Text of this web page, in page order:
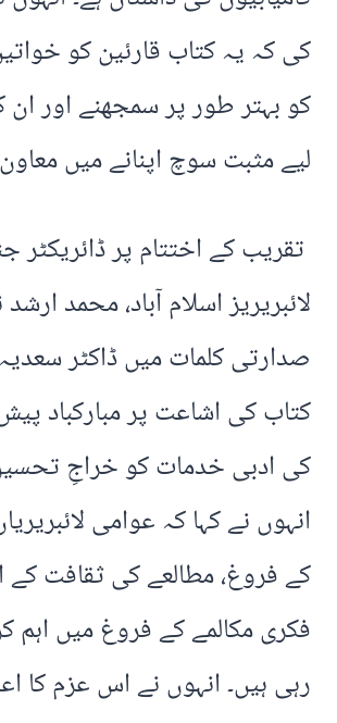
کی کہ یہ کتاب قارئین کو
کو بہتر طور پر سمجھنے اور
لیے مثبت سوچ اپنانے میں
تقریب کے اختتام پر ڈائریکٹر
لائبریریز اسلام آباد، محمد
صدارتی کلمات میں ڈاکٹر
کتاب کی اشاعت پر مبارکباد
کی ادبی خدمات کو خراجِ
انہوں نے کہا کہ عوامی
کے فروغ، مطالعے کی ثقافت کے
فکری مکالمے کے فروغ میں اہم
رہی ہیں۔ انہوں نے اس عزم کا